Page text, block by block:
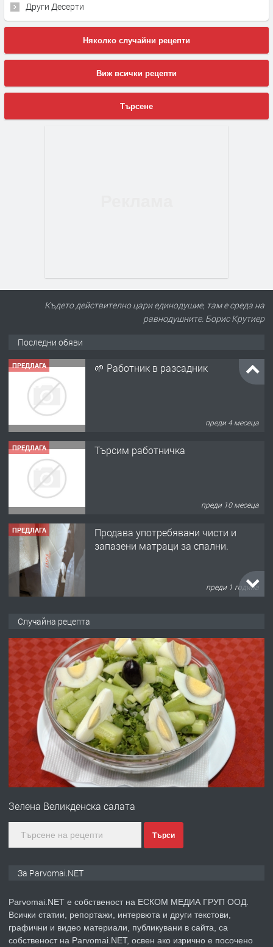
Други Десерти
Няколко случайни рецепти
Виж всички рецепти
Търсене
Където действително цари единодушие, там е среда на
равнодушните. Борис Крутиер
Последни обяви
ПРЕДЛАГА 🌱 Работник в разсадник
преди 4 месеца
ПРЕДЛАГА Търсим работничка
преди 10 месеца
ПРЕДЛАГА
Продава употребявани чисти и
запазени матраци за спални.
преди 1 година
преди 1 година
ПРЕДЛАГА
Първи поход "По стъпките на Ангел
Войвода"
преди 1 година
Монтажник на малки детайли за
преди 1 година
ПРЕДЛАГА Продавам апартамент - гр.
Случайна рецепта
Зелена Великденска салата
Търси
За Parvomai.NET
Parvomai.NET е собственост на ЕСКОМ МЕДИА ГРУП ООД.
Всички статии, репортажи, интервюта и други текстови,
графични и видео материали, публикувани в сайта, са
собственост на Parvomai.NET, освен ако изрично е посочено